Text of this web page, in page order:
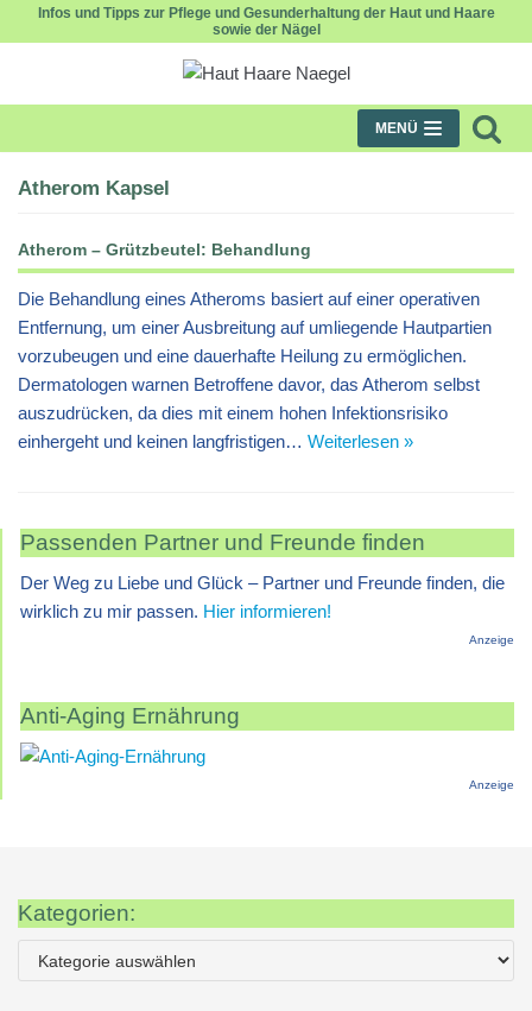
Infos und Tipps zur Pflege und Gesunderhaltung der Haut und Haare
sowie der Nägel
MENÜ
Atherom Kapsel
Atherom – Grützbeutel: Behandlung
Die Behandlung eines Atheroms basiert auf einer operativen
Entfernung, um einer Ausbreitung auf umliegende Hautpartien
vorzubeugen und eine dauerhafte Heilung zu ermöglichen.
Dermatologen warnen Betroffene davor, das Atherom selbst
auszudrücken, da dies mit einem hohen Infektionsrisiko
einhergeht und keinen langfristigen… Weiterlesen »
Passenden Partner und Freunde finden
Der Weg zu Liebe und Glück – Partner und Freunde finden, die
wirklich zu mir passen. Hier informieren!
Anzeige
Anti-Aging Ernährung
Anzeige
Kategorien: